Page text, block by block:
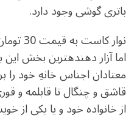
باتری گوشی وجود دارد.
نوار
اما آزار دهنده­ترین بخش
معتادان اجناس خانه­ِ خود
قاشق و چنگال تا قابلمه و
از خانواده­ خود و یا یکی از